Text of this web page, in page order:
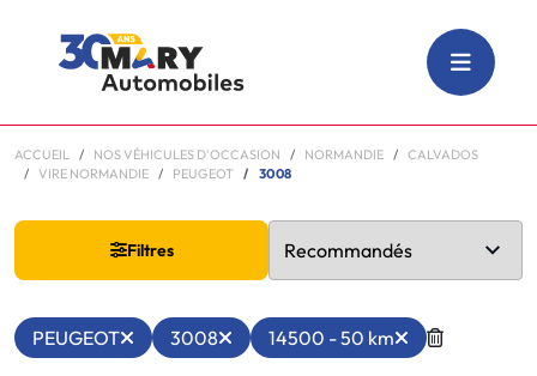
ACCUEIL NOS VÉHICULES D'OCCASION NORMANDIE
CALVADOS
VIRE NORMANDIE
PEUGEOT 3008
Filtres
PEUGEOT 3008 14500 - 50 km